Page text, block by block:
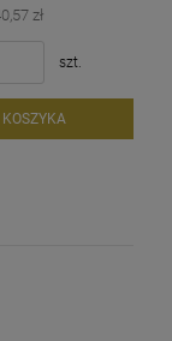
zł
szt.
KOSZYKA